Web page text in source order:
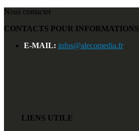
Nous contacter
CONTACTS POUR INFORMATIONS
E-MAIL: infos@alecomedia.fr
LIENS UTILE